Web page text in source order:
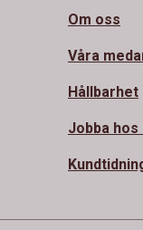
Om oss
Våra
Hållbarhet
Jobba hos